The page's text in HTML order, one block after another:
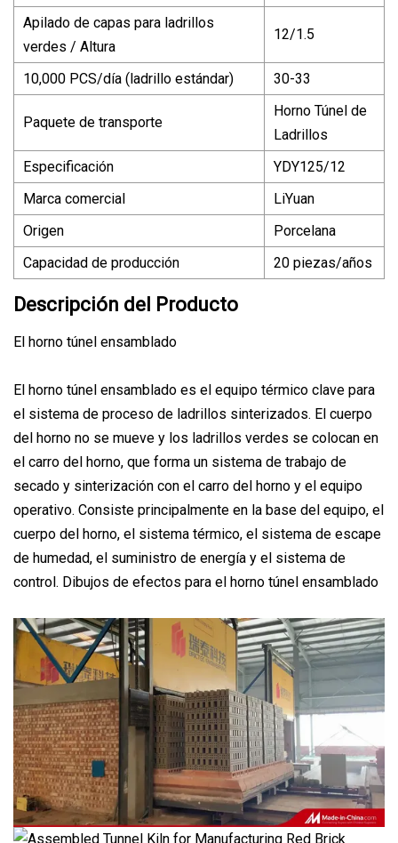
Apilado de capas para ladrillos
verdes / Altura
12/1.5
10,000 PCS/día (ladrillo estándar) 30-33
Paquete de transporte
Horno Túnel de
Ladrillos
Especificación
YDY125/12
Marca comercial
LiYuan
Origen
Porcelana
Capacidad de producción
20 piezas/años
Descripción del Producto
El horno túnel ensamblado
El horno túnel ensamblado es el equipo térmico clave para
el sistema de proceso de ladrillos sinterizados. El cuerpo
del horno no se mueve y los ladrillos verdes se colocan en
el carro del horno, que forma un sistema de trabajo de
secado y sinterización con el carro del horno y el equipo
operativo. Consiste principalmente en la base del equipo, el
cuerpo del horno, el sistema térmico, el sistema de escape
de humedad, el suministro de energía y el sistema de
control. Dibujos de efectos para el horno túnel ensamblado